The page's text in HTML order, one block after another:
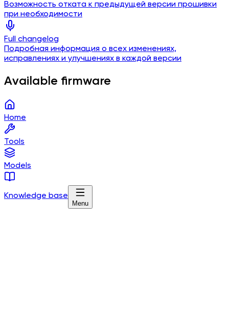
Возможность отката к предыдущей версии прошивки
при необходимости
Full changelog
Подробная информация о всех изменениях,
исправлениях и улучшениях в каждой версии
Available firmware
Home
Tools
Models
Knowledge base
Menu